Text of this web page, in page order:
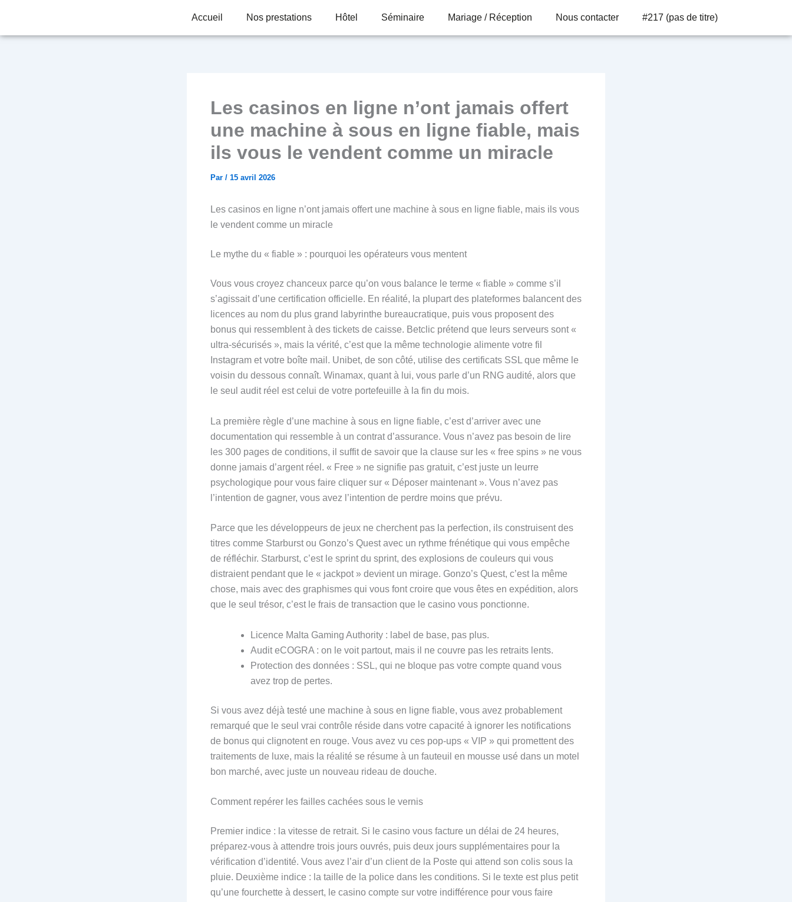
contenu
Accueil Nos prestations Hôtel Séminaire Mariage / Réception Nous contacter #217 (pas de titre)
Les casinos en ligne n’ont jamais offert
une machine à sous en ligne fiable, mais
ils vous le vendent comme un miracle
Par / 15 avril 2026
Les casinos en ligne n’ont jamais offert une machine à sous en ligne fiable, mais ils vous
le vendent comme un miracle
Le mythe du « fiable » : pourquoi les opérateurs vous mentent
Vous vous croyez chanceux parce qu’on vous balance le terme « fiable » comme s’il
s’agissait d’une certification officielle. En réalité, la plupart des plateformes balancent des
licences au nom du plus grand labyrinthe bureaucratique, puis vous proposent des
bonus qui ressemblent à des tickets de caisse. Betclic prétend que leurs serveurs sont «
ultra‑sécurisés », mais la vérité, c’est que la même technologie alimente votre fil
Instagram et votre boîte mail. Unibet, de son côté, utilise des certificats SSL que même le
voisin du dessous connaît. Winamax, quant à lui, vous parle d’un RNG audité, alors que
le seul audit réel est celui de votre portefeuille à la fin du mois.
La première règle d’une machine à sous en ligne fiable, c’est d’arriver avec une
documentation qui ressemble à un contrat d’assurance. Vous n’avez pas besoin de lire
les 300 pages de conditions, il suffit de savoir que la clause sur les « free spins » ne vous
donne jamais d’argent réel. « Free » ne signifie pas gratuit, c’est juste un leurre
psychologique pour vous faire cliquer sur « Déposer maintenant ». Vous n’avez pas
l’intention de gagner, vous avez l’intention de perdre moins que prévu.
Parce que les développeurs de jeux ne cherchent pas la perfection, ils construisent des
titres comme Starburst ou Gonzo’s Quest avec un rythme frénétique qui vous empêche
de réfléchir. Starburst, c’est le sprint du sprint, des explosions de couleurs qui vous
distraient pendant que le « jackpot » devient un mirage. Gonzo’s Quest, c’est la même
chose, mais avec des graphismes qui vous font croire que vous êtes en expédition, alors
que le seul trésor, c’est le frais de transaction que le casino vous ponctionne.
Licence Malta Gaming Authority : label de base, pas plus.
Audit eCOGRA : on le voit partout, mais il ne couvre pas les retraits lents.
Protection des données : SSL, qui ne bloque pas votre compte quand vous
avez trop de pertes.
Si vous avez déjà testé une machine à sous en ligne fiable, vous avez probablement
remarqué que le seul vrai contrôle réside dans votre capacité à ignorer les notifications
de bonus qui clignotent en rouge. Vous avez vu ces pop‑ups « VIP » qui promettent des
traitements de luxe, mais la réalité se résume à un fauteuil en mousse usé dans un motel
bon marché, avec juste un nouveau rideau de douche.
Comment repérer les failles cachées sous le vernis
Premier indice : la vitesse de retrait. Si le casino vous facture un délai de 24 heures,
préparez-vous à attendre trois jours ouvrés, puis deux jours supplémentaires pour la
vérification d’identité. Vous avez l’air d’un client de la Poste qui attend son colis sous la
pluie. Deuxième indice : la taille de la police dans les conditions. Si le texte est plus petit
qu’une fourchette à dessert, le casino compte sur votre indifférence pour vous faire